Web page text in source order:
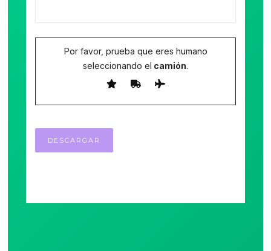
Por favor, prueba que eres humano
seleccionando el camión.